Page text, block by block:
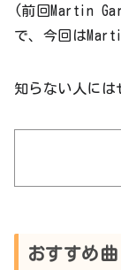
(前回Martin
で、今回は
知らない人には
おすすめ曲